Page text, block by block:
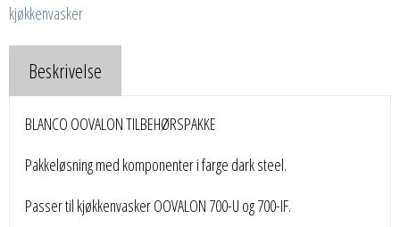
kjøkkenvasker
Beskrivelse
BLANCO OOVALON TILBEHØRSPAKKE
Pakkeløsning med komponenter i farge dark steel.
Passer til kjøkkenvasker OOVALON 700-U og 700-IF.